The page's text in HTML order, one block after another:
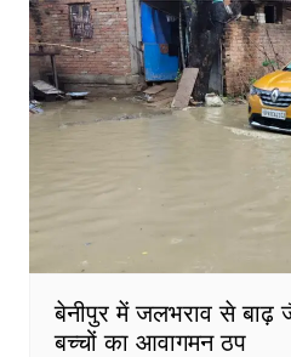
बेनीपुर में जलभराव से बाढ़
बच्चों का आवागमन ठप